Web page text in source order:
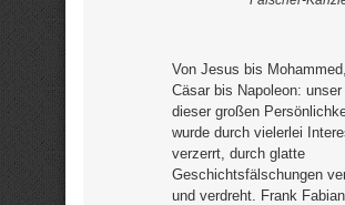
Von Jesus bis
Cäsar bis Napoleon: unser
dieser großen
wurde durch vielerlei
verzerrt, durch glatte
Geschichtsfälschungen
und verdreht. Frank Fabian